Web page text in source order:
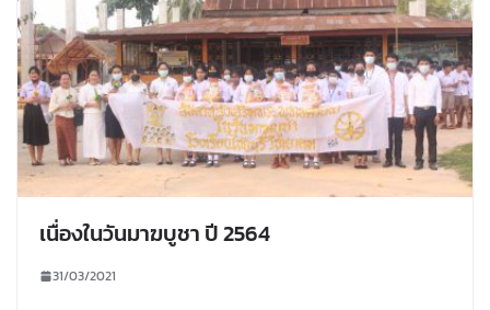
เนื่องในวันมาฆบูชา ปี 2564
31/03/2021